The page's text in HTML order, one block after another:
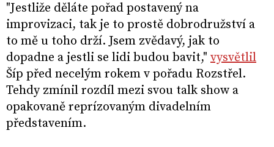
"Jestliže děláte pořad postavený na
improvizaci, tak je to prostě dobrodružství a
to mě u toho drží. Jsem zvědavý, jak to
dopadne a jestli se lidi budou bavit," vysvětlil
Šíp před necelým rokem v pořadu Rozstřel.
Tehdy zmínil rozdíl mezi svou talk show a
opakovaně reprízovaným divadelním
představením.